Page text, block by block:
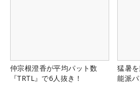
仲宗根澄香が平均パット数
『TRTL』で6人抜き！
猛暑
能派